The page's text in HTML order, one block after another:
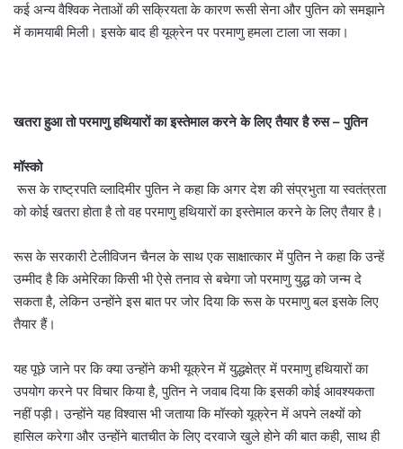
कई अन्य वैश्विक नेताओं की सक्रियता के कारण रूसी सेना और पुतिन को समझाने
में कामयाबी मिली। इसके बाद ही यूक्रेन पर परमाणु हमला टाला जा सका।
खतरा हुआ तो परमाणु हथियारों का इस्तेमाल करने के लिए तैयार है रुस – पुतिन
मॉस्को
रूस के राष्ट्रपति व्लादिमीर पुतिन ने कहा कि अगर देश की संप्रभुता या स्वतंत्रता
को कोई खतरा होता है तो वह परमाणु हथियारों का इस्तेमाल करने के लिए तैयार है।
रूस के सरकारी टेलीविजन चैनल के साथ एक साक्षात्कार में पुतिन ने कहा कि उन्हें
उम्मीद है कि अमेरिका किसी भी ऐसे तनाव से बचेगा जो परमाणु युद्ध को जन्म दे
सकता है, लेकिन उन्होंने इस बात पर जोर दिया कि रूस के परमाणु बल इसके लिए
तैयार हैं।
यह पूछे जाने पर कि क्या उन्होंने कभी यूक्रेन में युद्धक्षेत्र में परमाणु हथियारों का
उपयोग करने पर विचार किया है, पुतिन ने जवाब दिया कि इसकी कोई आवश्यकता
नहीं पड़ी। उन्होंने यह विश्वास भी जताया कि मॉस्को यूक्रेन में अपने लक्ष्यों को
हासिल करेगा और उन्होंने बातचीत के लिए दरवाजे खुले होने की बात कही, साथ ही